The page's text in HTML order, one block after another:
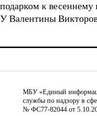
подарком к весеннему
У Валентины
МБУ «Единый
службы по надзору в
№ ФС77-82044 от